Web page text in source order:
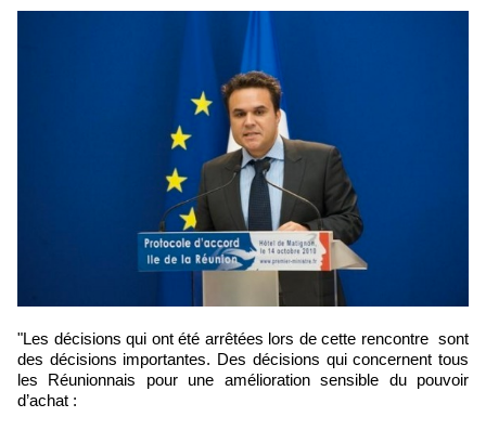
"Les décisions qui ont été arrêtées lors de cette rencontre sont
des décisions importantes. Des décisions qui concernent tous
les Réunionnais pour une amélioration sensible du pouvoir
d’achat :